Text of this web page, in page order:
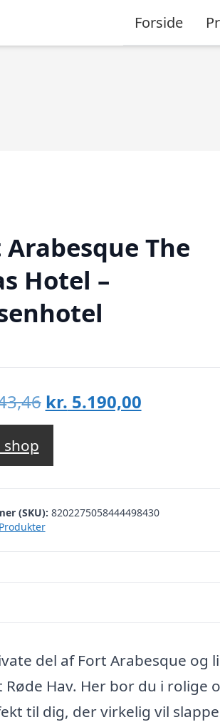
Forside
Arabesque The
Hotel –
Den
oprindelige
var:
kr. 6.043,46.
kr. 5.190,00Den
kr.
shop
(SKU): 8202275058444498430
Produkter
del af Fort Arabesque og
Hav. Her bor du i rolige
til dig, der virkelig vil